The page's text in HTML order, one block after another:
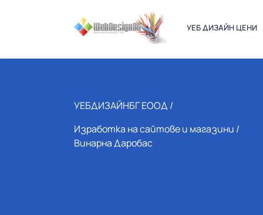
УЕБ ДИЗАЙН ЦЕНИ
УЕБДИЗАЙНБГ ЕООД /
Изработка на сайтове и магазини /
Винарна Даробас